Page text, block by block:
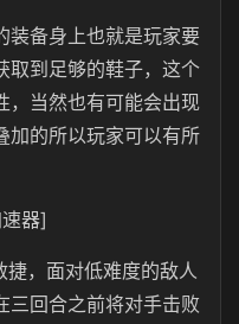
装备身上也就是玩家要
取到足够的鞋子，这个
，当然也有可能会出现
加的所以玩家可以有所
器]
捷，面对低难度的敌人
三回合之前将对手击败